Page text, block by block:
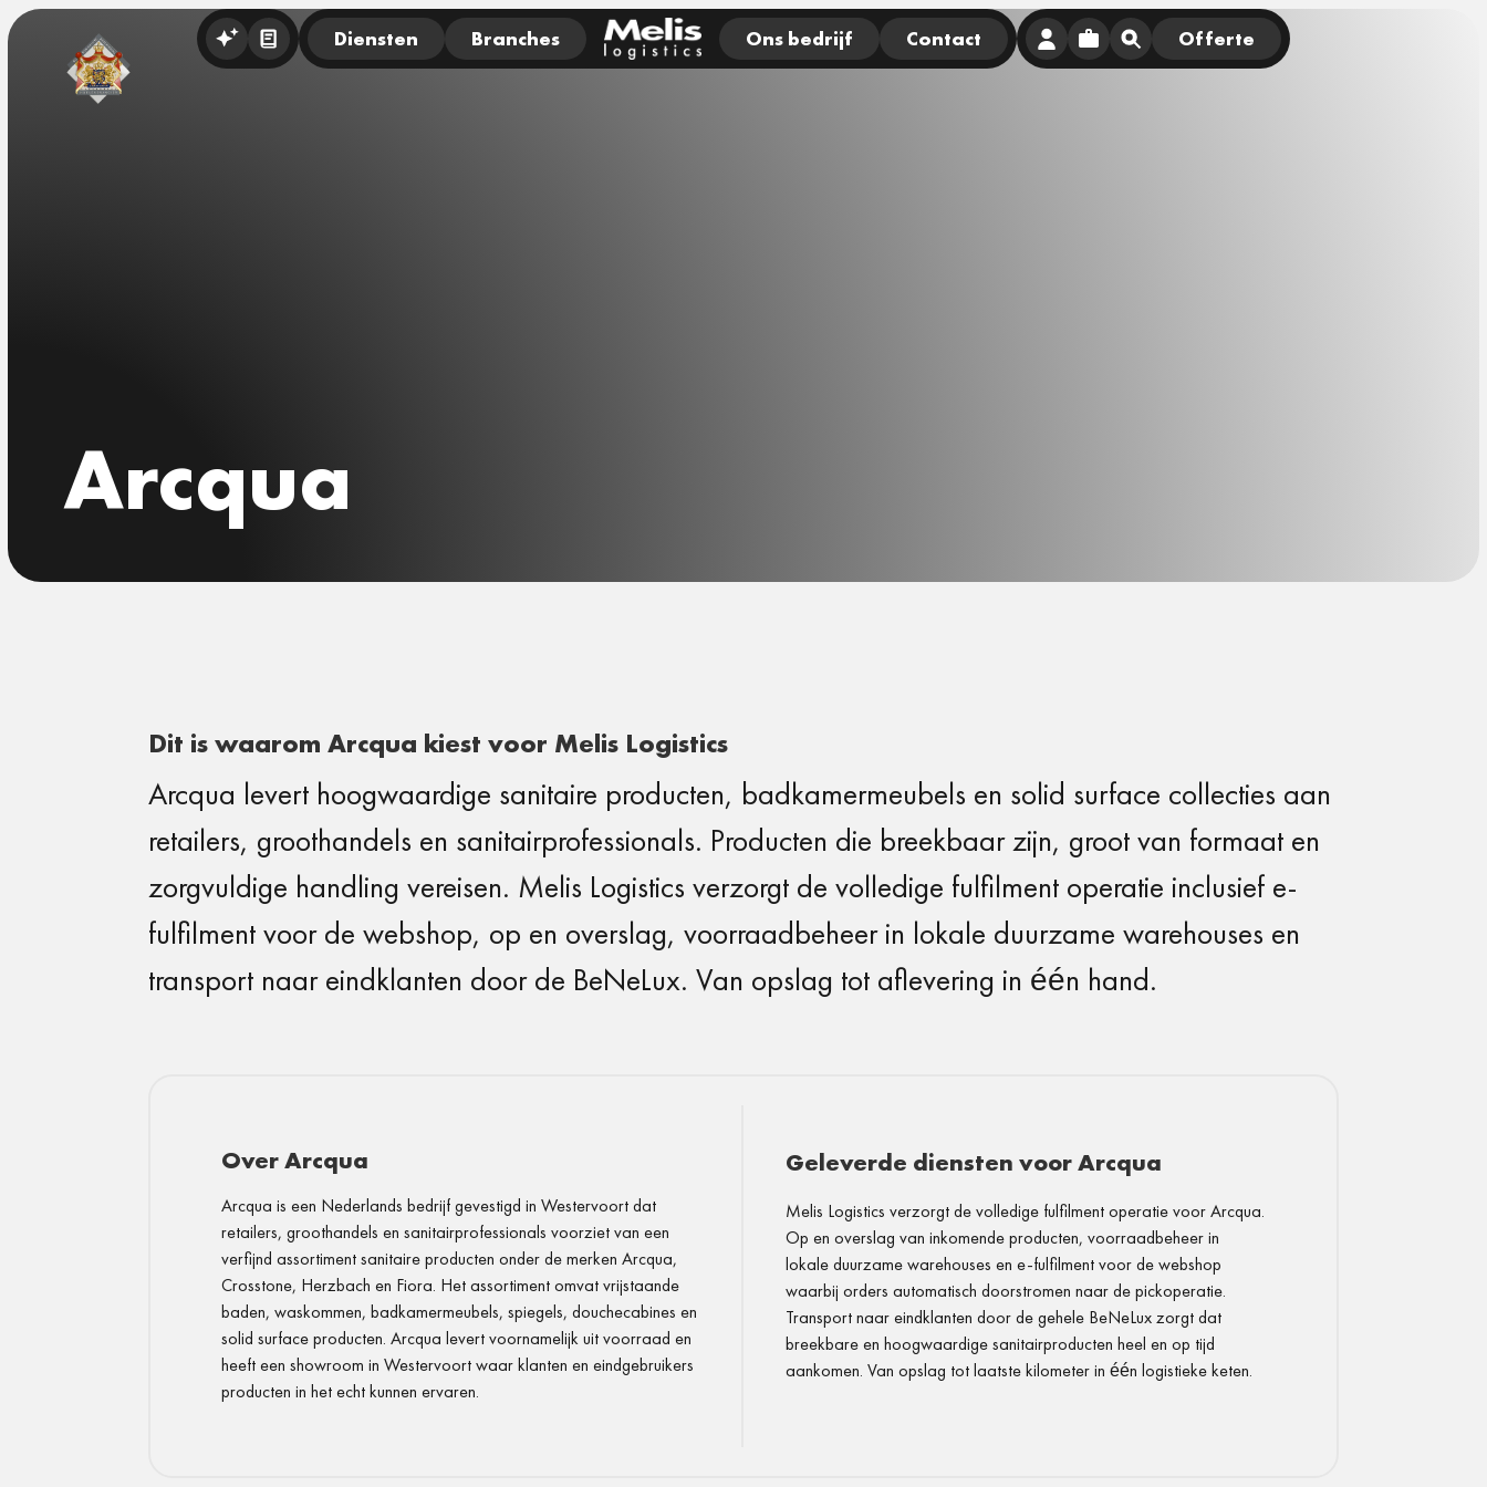
Arcqua
Dit is waarom Arcqua kiest voor Melis Logistics
Arcqua levert hoogwaardige sanitaire producten, badkamermeubels en solid surface collecties aan
retailers, groothandels en sanitairprofessionals. Producten die breekbaar zijn, groot van formaat en
zorgvuldige handling vereisen. Melis Logistics verzorgt de volledige fulfilment operatie inclusief e-
fulfilment voor de webshop, op en overslag, voorraadbeheer in lokale duurzame warehouses en
transport naar eindklanten door de BeNeLux. Van opslag tot aflevering in één hand.
Over Arcqua
Arcqua is een Nederlands bedrijf gevestigd in Westervoort dat
retailers, groothandels en sanitairprofessionals voorziet van een
verfijnd assortiment sanitaire producten onder de merken Arcqua,
Crosstone, Herzbach en Fiora. Het assortiment omvat vrijstaande
baden, waskommen, badkamermeubels, spiegels, douchecabines en
solid surface producten. Arcqua levert voornamelijk uit voorraad en
heeft een showroom in Westervoort waar klanten en eindgebruikers
producten in het echt kunnen ervaren.
Geleverde diensten voor Arcqua
Melis Logistics verzorgt de volledige fulfilment operatie voor Arcqua.
Op en overslag van inkomende producten, voorraadbeheer in
lokale duurzame warehouses en e-fulfilment voor de webshop
waarbij orders automatisch doorstromen naar de pickoperatie.
Transport naar eindklanten door de gehele BeNeLux zorgt dat
breekbare en hoogwaardige sanitairproducten heel en op tijd
aankomen. Van opslag tot laatste kilometer in één logistieke keten.
Diensten Branches Ons bedrijf Contact Offerte